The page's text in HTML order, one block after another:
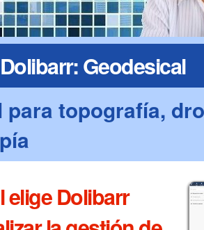
Geodesical
para topografía,
elige Dolibarr